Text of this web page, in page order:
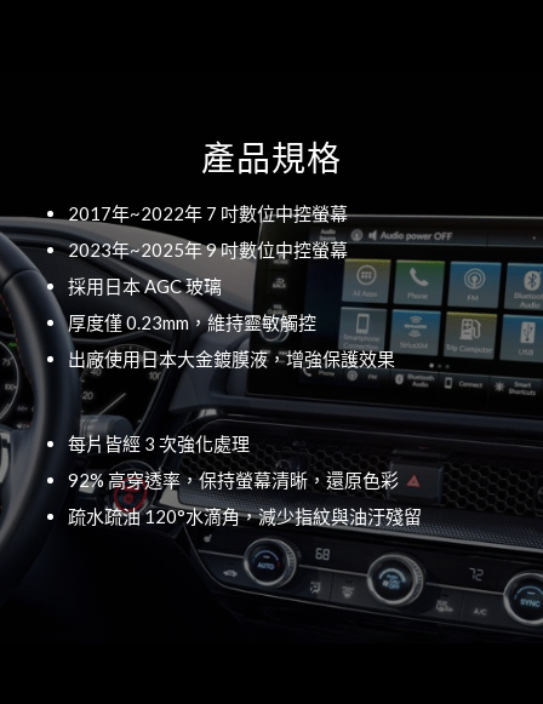
產品規格
2017年~2022年 7 吋數位中控螢幕
2023年~2025年 9 吋數位中控螢幕
採用日本 AGC 玻璃
厚度僅 0.23mm，維持靈敏觸控
出廠使用日本大金鍍膜液，增強保護效果
每片皆經 3 次強化處理
92% 高穿透率，保持螢幕清晰，還原色彩
疏水疏油 120°水滴角，減少指紋與油汙殘留